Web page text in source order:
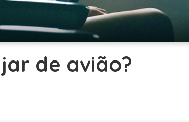
de avião?